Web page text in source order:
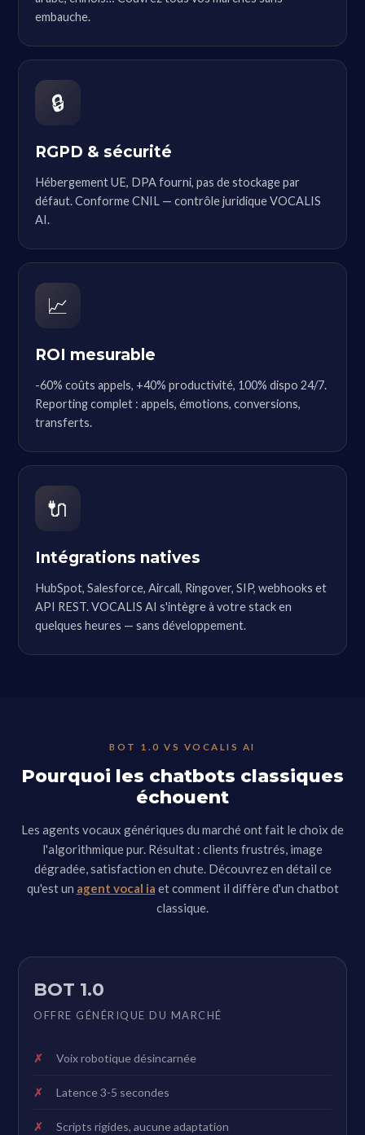
embauche.
🔒
RGPD & sécurité
Hébergement UE, DPA fourni, pas de stockage par
défaut. Conforme CNIL — contrôle juridique VOCALIS
AI.
📈
ROI mesurable
-60% coûts appels, +40% productivité, 100% dispo 24/7.
Reporting complet : appels, émotions, conversions,
transferts.
🔌
Intégrations natives
HubSpot, Salesforce, Aircall, Ringover, SIP, webhooks et
API REST. VOCALIS AI s'intègre à votre stack en
quelques heures — sans développement.
BOT 1.0 VS VOCALIS AI
Pourquoi les chatbots classiques
échouent
Les agents vocaux génériques du marché ont fait le choix de
l'algorithmique pur. Résultat : clients frustrés, image
dégradée, satisfaction en chute. Découvrez en détail ce
qu'est un agent vocal ia et comment il diffère d'un chatbot
classique.
BOT 1.0
OFFRE GÉNÉRIQUE DU MARCHÉ
Voix robotique désincarnée
Latence 3-5 secondes
Scripts rigides, aucune adaptation